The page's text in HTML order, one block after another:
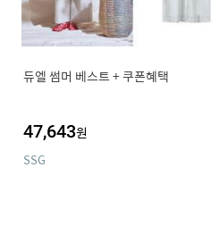
듀엘 썸머 베스트 + 쿠폰혜택
47,643원
SSG